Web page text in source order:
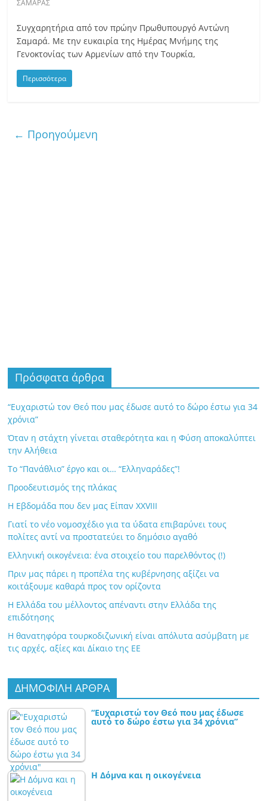
ΣΑΜΑΡΑΣ
Συγχαρητήρια από τον πρώην Πρωθυπουργό Αντώνη
Σαμαρά. Με την ευκαιρία της Ημέρας Μνήμης της
Γενοκτονίας των Αρμενίων από την Τουρκία,
Περισσότερα
← Προηγούμενη
Πρόσφατα άρθρα
“Ευχαριστώ τον Θεό που μας έδωσε αυτό το δώρο έστω για 34
χρόνια”
Όταν η στάχτη γίνεται σταθερότητα και η Φύση αποκαλύπτει
την Αλήθεια
Το “Πανάθλιο” έργο και οι… “Ελληναράδες”!
Προοδευτισμός της πλάκας
Η Εβδομάδα που δεν μας Είπαν XXVIII
Γιατί το νέο νομοσχέδιο για τα ύδατα επιβαρύνει τους
πολίτες αντί να προστατεύει το δημόσιο αγαθό
Ελληνική οικογένεια: ένα στοιχείο του παρελθόντος (!)
Πριν μας πάρει η προπέλα της κυβέρνησης αξίζει να
κοιτάξουμε καθαρά προς τον ορίζοντα
Η Ελλάδα του μέλλοντος απέναντι στην Ελλάδα της
επιδότησης
Η θανατηφόρα τουρκοδιζωνική είναι απόλυτα ασύμβατη με
τις αρχές, αξίες και Δίκαιο της ΕΕ
ΔΗΜΟΦΙΛΗ ΑΡΘΡΑ
“Ευχαριστώ τον Θεό που μας έδωσε
αυτό το δώρο έστω για 34 χρόνια”
Η Δόμνα και η οικογένεια